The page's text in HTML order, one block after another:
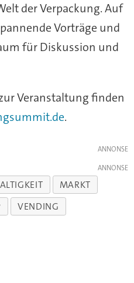
der Verpackung. Auf
Vorträge und
für Diskussion und
Veranstaltung finden
.
MARKT
VENDING